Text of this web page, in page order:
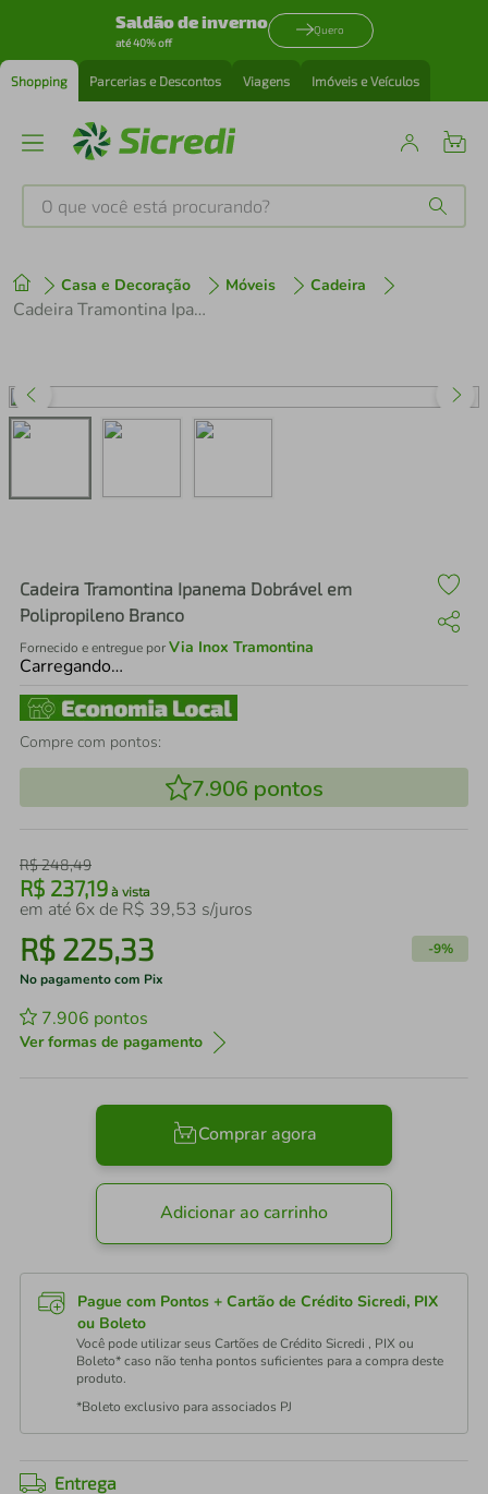
Saldão de inverno
até 40% off
Quero
Shopping Parcerias e Descontos Viagens Imóveis e Veículos
O que você está procurando?
Casa e Decoração Móveis Cadeira
Cadeira Tramontina Ipanema Dobrável em Polipropileno Branco
Cadeira Tramontina Ipanema Dobrável em
Polipropileno Branco
Fornecido e entregue porVia Inox Tramontina
Carregando…
Compre com pontos:
7.906 pontos
R$248,49
R$ 237,19 à vista
em até 6x de R$ 39,53 s/juros
R$ 225,33 -9%
No pagamento com Pix
7.906 pontos
Ver formas de pagamento
Comprar agora
Adicionar ao carrinho
Pague com Pontos + Cartão de Crédito Sicredi, PIX
ou Boleto
Você pode utilizar seus Cartões de Crédito Sicredi , PIX ou
Boleto* caso não tenha pontos suficientes para a compra deste
produto.
*Boleto exclusivo para associados PJ
Entrega
1º tenis
perfume